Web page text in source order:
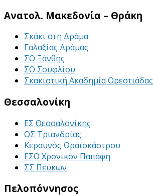
Ανατολ. Μακεδονία – Θράκη
Σκάκι στη Δράμα
Γαλαξίας Δράμας
ΣΟ Ξάνθης
ΣΟ Σουφλίου
Σκακιστική Ακαδημία Ορεστιάδας
Θεσσαλονίκη
ΕΣ Θεσσαλονίκης
ΟΣ Τριανδρίας
Κεραυνός Ωραιοκάστρου
ΕΣΟ Χρονικόν Παπάφη
ΣΣ Πεύκων
Πελοπόννησος